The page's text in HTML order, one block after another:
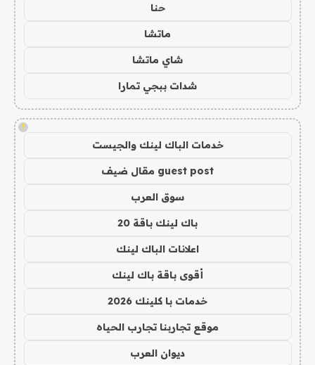
حنا
ماتشا
شاي ماتشا
شدات ببجي تمارا
!
خدمات الباك لينك والجيست
guest post مقال ضيف
سوق العرب
باك لينك باقة 20
اعلانات الباك لينك
أقوى باقة باك لينك
خدمات با كلينك 2026
موقع تجاربنا تجارب الحياه
ديوان العرب